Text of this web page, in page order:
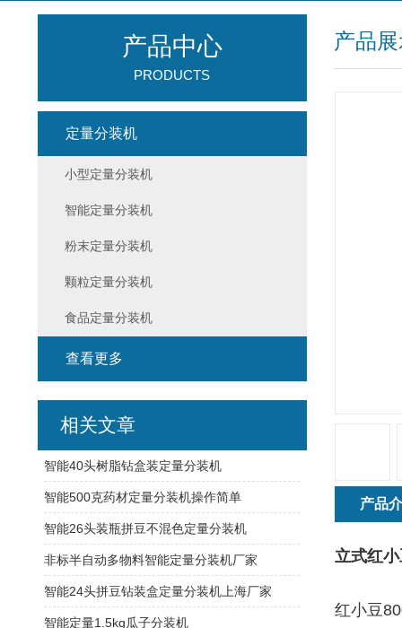
产品
产品
立式红
红小豆
产品中心
PRODUCTS
定量分装机
小型定量分装机
智能定量分装机
粉末定量分装机
颗粒定量分装机
食品定量分装机
查看更多
相关文章
智能40头树脂钻盒装定量分装机
智能500克药材定量分装机操作简单
智能26头装瓶拼豆不混色定量分装机
非标半自动多物料智能定量分装机厂家
智能24头拼豆钻装盒定量分装机上海厂家
智能定量1.5kg瓜子分装机